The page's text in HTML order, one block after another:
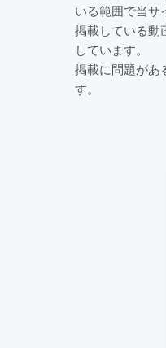
いる範囲で当サ
掲載している動
しています。
掲載に問題があ
す。